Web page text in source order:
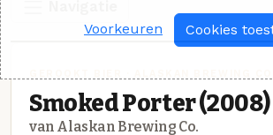
Smoked Porter (2008)
van Alaskan Brewing Co.
Voorkeuren Cookies